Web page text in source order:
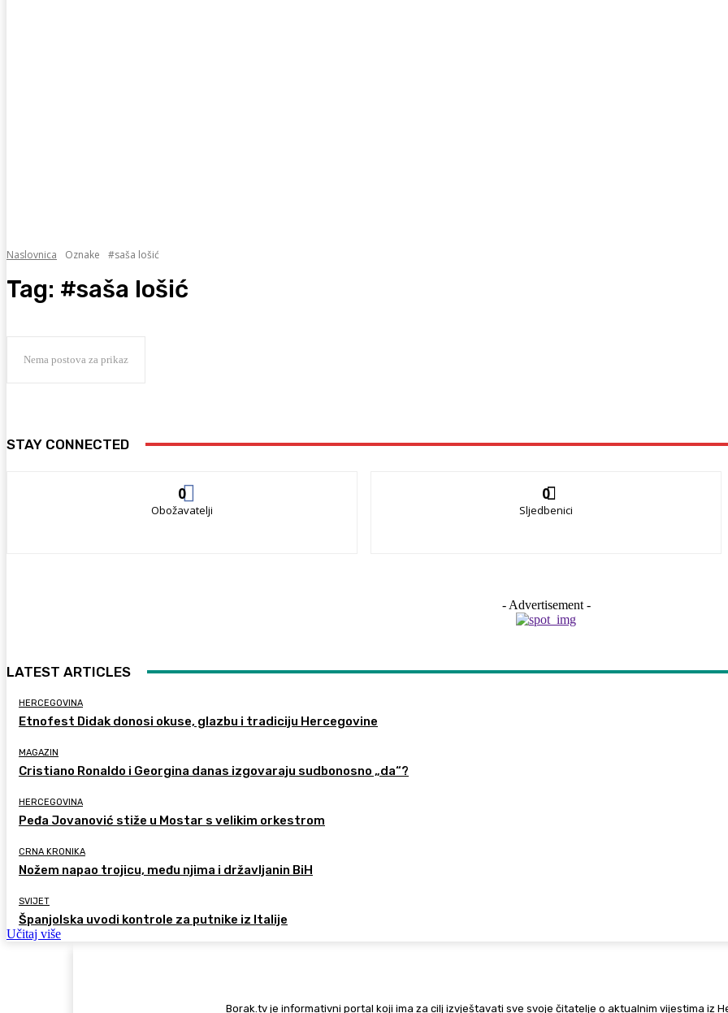
Naslovnica Oznake #saša lošić
Tag: #saša lošić
Nema postova za prikaz
STAY CONNECTED
0
Obožavatelji
0
Sljedbenici
- Advertisement -
LATEST ARTICLES
HERCEGOVINA
Etnofest Didak donosi okuse, glazbu i tradiciju Hercegovine
MAGAZIN
Cristiano Ronaldo i Georgina danas izgovaraju sudbonosno „da“?
HERCEGOVINA
Peđa Jovanović stiže u Mostar s velikim orkestrom
CRNA KRONIKA
Nožem napao trojicu, među njima i državljanin BiH
SVIJET
Španjolska uvodi kontrole za putnike iz Italije
Učitaj više
Borak.tv je informativni portal koji ima za cilj izvještavati sve svoje čitatelje o aktualnim vijestima iz